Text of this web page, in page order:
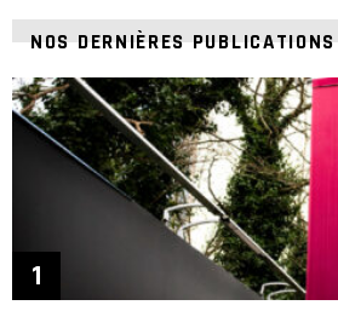
NOS DERNIÈRES PUBLICATIONS